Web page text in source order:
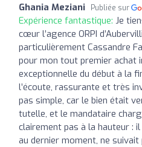
Ghania Meziani Publiée sur
Expérience fantastique: Je
cœur l’agence ORPI
particulièrement Cassandre
pour mon tout premier achat
exceptionnelle du début à la
l’écoute, rassurante et très
pas simple, car le bien était
tutelle, et le mandataire
clairement pas à la hauteur :
au dernier moment, ne